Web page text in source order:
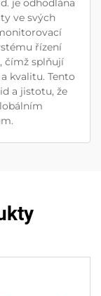
je odhodlána
ve svých
řízení
čímž splňují
kvalitu. Tento
a jistotu, že